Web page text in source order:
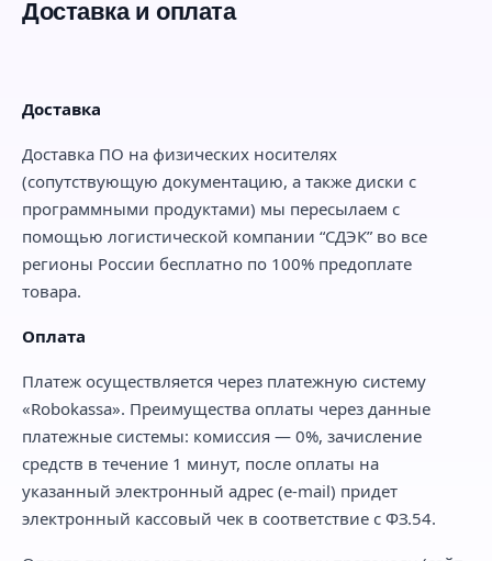
Доставка и оплата
Доставка
Доставка ПО на физических носителях
(сопутствующую документацию, а также диски с
программными продуктами) мы пересылаем с
помощью логистической компании “СДЭК” во все
регионы России бесплатно по 100% предоплате
товара.
Оплата
Платеж осуществляется через платежную систему
«Robokassa». Преимущества оплаты через данные
платежные системы: комиссия — 0%, зачисление
средств в течение 1 минут, после оплаты на
указанный электронный адрес (e-mail) придет
электронный кассовый чек в соответствие с ФЗ.54.